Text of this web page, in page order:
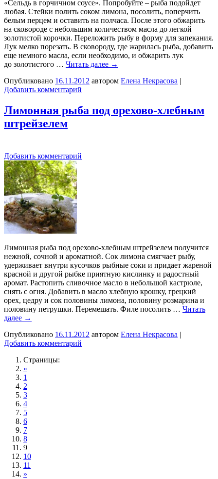
«Сельдь в горчичном соусе». Попробуйте – рыба подойдет
любая. Стейки полить соком лимона, посолить, поперчить
белым перцем и оставить на полчаса. После этого обжарить
на сковороде с небольшим количеством масла до легкой
золотистой корочки. Переложить рыбу в форму для запекания.
Лук мелко порезать. В сковороду, где жарилась рыба, добавить
еще немного масла, если необходимо, и обжарить лук
до золотистого … Читать далее →
Опубликовано 16.11.2012 автором Елена Некрасова |
Добавить комментарий
Лимонная рыба под орехово-хлебным
штрейзелем
Добавить комментарий
Лимонная рыба под орехово-хлебным штрейзелем получится
нежной, сочной и ароматной. Сок лимона смягчает рыбу,
удерживает внутри кусочков рыбные соки и придает жареной
красной и другой рыбке приятную кислинку и радостный
аромат. Растопить сливочное масло в небольшой кастрюле,
снять с огня. Добавить в масло хлебную крошку, грецкий
орех, цедру и сок половины лимона, половину розмарина и
половину петрушки. Перемешать. Филе посолить … Читать
далее →
Опубликовано 16.11.2012 автором Елена Некрасова |
Добавить комментарий
Страницы:
«
1
2
3
4
5
6
7
8
9
10
11
»